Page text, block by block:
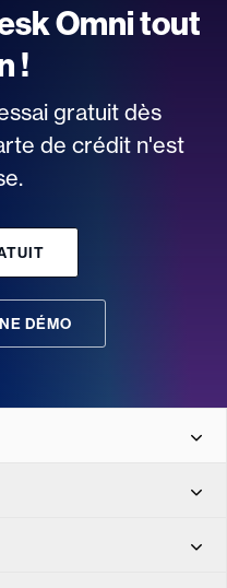
Omni tout
!
gratuit dès
de crédit n'est
DÉMO